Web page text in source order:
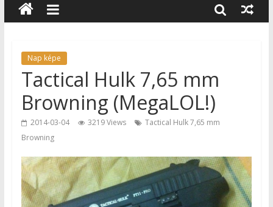
Nap képe
Tactical Hulk 7,65 mm
Browning (MegaLOL!)
2014-03-04 3219 Views
Tactical Hulk 7,65 mm
Browning